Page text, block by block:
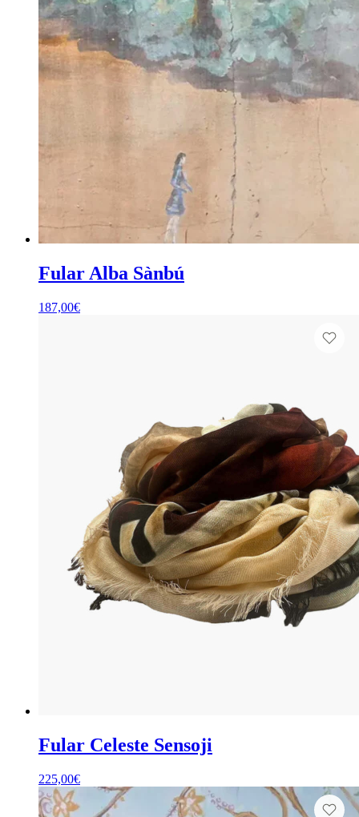
Fular Alba Sànbú
187,00€
Fular Celeste Sensoji
225,00€